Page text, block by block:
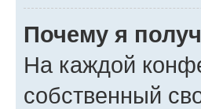
Почему я
На каждой
собственный